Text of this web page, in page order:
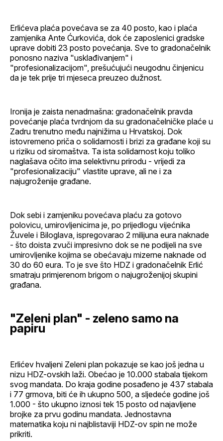
Erlićeva plaća povećava se za 40 posto, kao i plaća
zamjenika Ante Ćurkovića, dok će zaposlenici gradske
uprave dobiti 23 posto povećanja. Sve to gradonačelnik
ponosno naziva "usklađivanjem" i
"profesionalizacijom", prešućujući neugodnu činjenicu
da je tek prije tri mjeseca preuzeo dužnost.
Ironija je zaista nenadmašna: gradonačelnik pravda
povećanje plaća tvrdnjom da su gradonačelničke plaće u
Zadru trenutno među najnižima u Hrvatskoj. Dok
istovremeno priča o solidarnosti i brizi za građane koji su
u riziku od siromaštva. Ta ista solidarnost koju toliko
naglašava očito ima selektivnu prirodu - vrijedi za
"profesionalizaciju" vlastite uprave, ali ne i za
najugroženije građane.
Dok sebi i zamjeniku povećava plaću za gotovo
polovicu, umirovljenicima je, po prijedlogu vijećnika
Žuvele i Biloglava, ispregovarao 2 milijuna eura naknade
- što doista zvuči impresivno dok se ne podijeli na sve
umirovljenike kojima se obećavaju mizerne naknade od
30 do 60 eura. To je sve što HDZ i gradonačelnik Erlić
smatraju primjerenom brigom o najugroženijoj skupini
građana.
"Zeleni plan" - zeleno samo na
papiru
Erlićev hvaljeni Zeleni plan pokazuje se kao još jedna u
nizu HDZ-ovskih laži. Obećao je 10.000 stabala tijekom
svog mandata. Do kraja godine posađeno je 437 stabala
i 77 grmova, biti će ih ukupno 500, a sljedeće godine još
1.000 - što ukupno iznosi tek 15 posto od najavljene
brojke za prvu godinu mandata. Jednostavna
matematika koju ni najblistaviji HDZ-ov spin ne može
prikriti.